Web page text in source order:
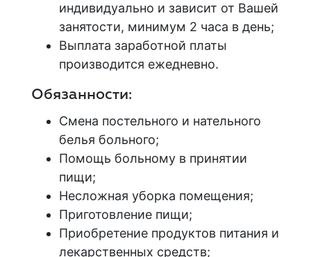
индивидуально и зависит от Вашей
занятости, минимум 2 часа в день;
Выплата заработной платы
производится ежедневно.
Обязанности:
Смена постельного и нательного
белья больного;
Помощь больному в принятии
пищи;
Несложная уборка помещения;
Приготовление пищи;
Приобретение продуктов питания и
лекарственных средств;